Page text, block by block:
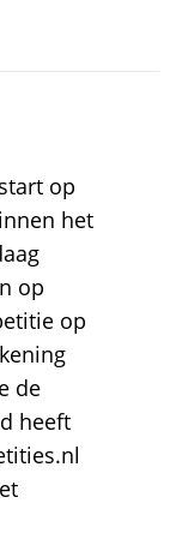
op
het
op
op
de
heeft